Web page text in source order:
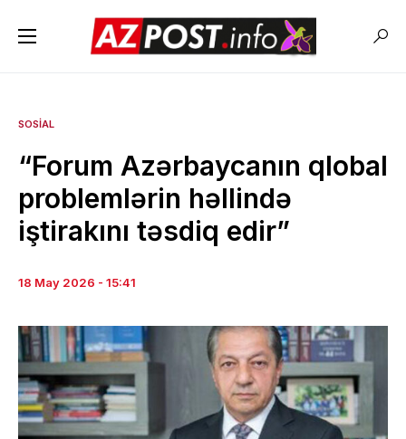
SOSIAL
“Forum Azərbaycanın qlobal
problemlərin həllində
iştirakını təsdiq edir”
18 May 2026 - 15:41